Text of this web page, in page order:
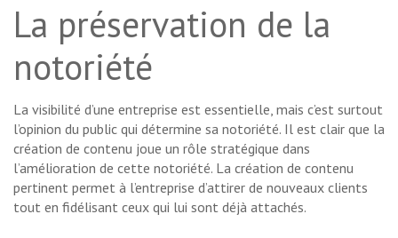
La préservation de la
notoriété
La visibilité d’une entreprise est essentielle, mais c’est surtout
l’opinion du public qui détermine sa notoriété. Il est clair que la
création de contenu joue un rôle stratégique dans
l’amélioration de cette notoriété. La création de contenu
pertinent permet à l’entreprise d’attirer de nouveaux clients
tout en fidélisant ceux qui lui sont déjà attachés.